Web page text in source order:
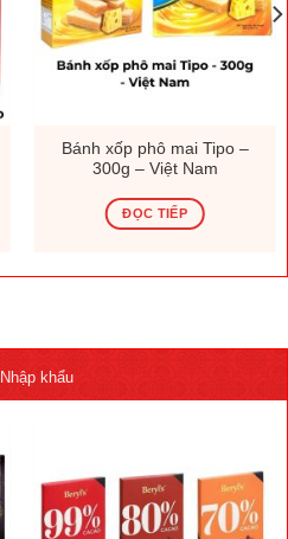
Bánh xốp phô mai Tipo –
300g – Việt Nam
ĐỌC TIẾP
Nhập khẩu